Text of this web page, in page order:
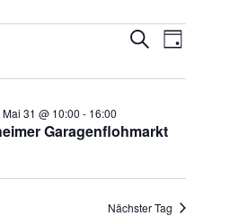
Suche
SucheTag
Garagenflohmarkt
Hervorgehoben
Mai 31 @ 10:00 - 16:00
Nächster Tag